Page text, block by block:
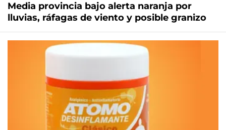
Media provincia bajo alerta naranja por
lluvias, ráfagas de viento y posible granizo